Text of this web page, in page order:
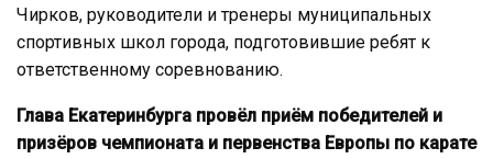
Чирков, руководители и тренеры муниципальных
спортивных школ города, подготовившие ребят к
ответственному соревнованию.
Глава Екатеринбурга провёл приём победителей и
призёров чемпионата и первенства Европы по карате